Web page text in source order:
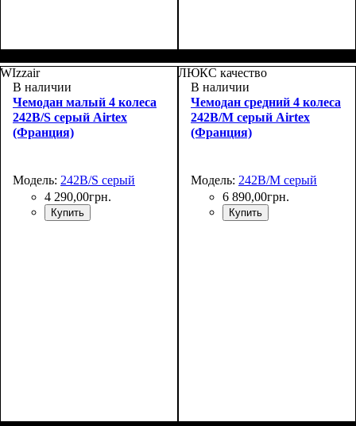
55x39х22+5
66x46х27+5
WIzzair
В наличии
Чемодан малый 4 колеса
242B/S серый Airtex
(Франция)
Модель: 242B/S серый
4 290,00грн.
Купить
ЛЮКС качество
В наличии
Чемодан средний 4 колеса
242B/M серый Airtex
(Франция)
Модель: 242B/M серый
6 890,00грн.
Купить